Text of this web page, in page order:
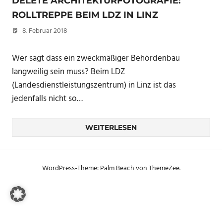
ROLLTREPPE BEIM LDZ IN LINZ
8. Februar 2018
Wer sagt dass ein zweckmäßiger Behördenbau
langweilig sein muss? Beim LDZ
(Landesdienstleistungszentrum) in Linz ist das
jedenfalls nicht so…
WEITERLESEN
WordPress-Theme: Palm Beach von ThemeZee.